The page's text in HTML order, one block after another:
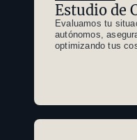
Estudio de
Evaluamos tu
autónomos,
optimizando tus